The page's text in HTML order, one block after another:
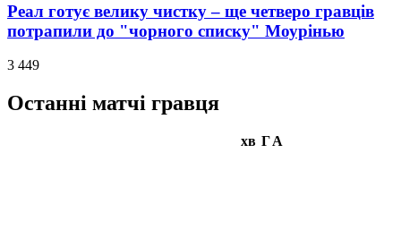
Реал готує велику чистку – ще четверо гравців
потрапили до "чорного списку" Моурінью
3 449
Останні матчі гравця
хв ГА